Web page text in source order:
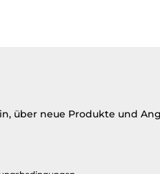
über neue Produkte und